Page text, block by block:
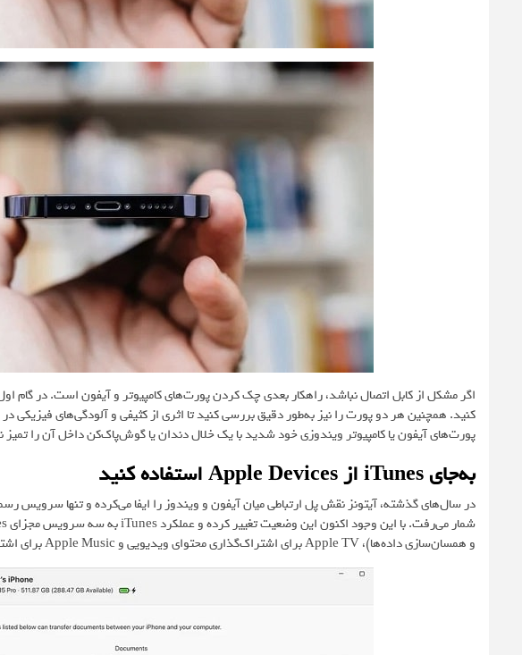
اگر مشکل از کابل اتصال نباشد، راهکار بعدی چک کردن پورت‌های کامپیوتر و آیفون است. در گام
کنید. همچنین هر دو پورت را نیز به‌طور دقیق بررسی کنید تا اثری از کثیفی و آلودگی‌های
پورت‌های آیفون یا کامپیوتر ویندوزی خود شدید با یک خلال دندان یا گوش‌پاک‌کن داخل آن را تمیز
به‌جای iTunes از Apple Devices استفاده کنید
در سال‌های گذشته، آیتونز نقش پل ارتباطی میان آیفون و ویندوز را ایفا می‌کرده و تنها سرویس
و همسان‌سازی داده‌ها)، Apple TV برای اشتراک‌گذاری محتوای ویدیویی و Apple Music برای اشتراک موزیک تقسیم شده است.